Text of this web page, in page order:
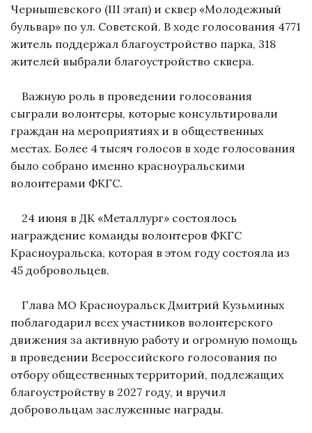
Чернышевского (III этап) и сквер «Молодежный
бульвар» по ул. Советской. В ходе голосования 4771
житель поддержал благоустройство парка, 318
жителей выбрали благоустройство сквера.
Важную роль в проведении голосования
сыграли волонтеры, которые консультировали
граждан на мероприятиях и в общественных
местах. Более 4 тысяч голосов в ходе голосования
было собрано именно красноуральскими
волонтерами ФКГС.
24 июня в ДК «Металлург» состоялось
награждение команды волонтеров ФКГС
Красноуральска, которая в этом году состояла из
45 добровольцев.
Глава МО Красноуральск Дмитрий Кузьминых
поблагодарил всех участников волонтерского
движения за активную работу и огромную помощь
в проведении Всероссийского голосования по
отбору общественных территорий, подлежащих
благоустройству в 2027 году, и вручил
добровольцам заслуженные награды.